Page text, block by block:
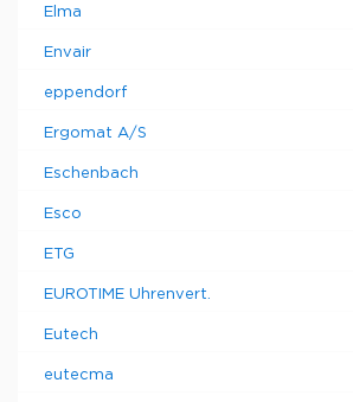
Elma
Envair
eppendorf
Ergomat A/S
Eschenbach
Esco
ETG
EUROTIME Uhrenvert.
Eutech
eutecma